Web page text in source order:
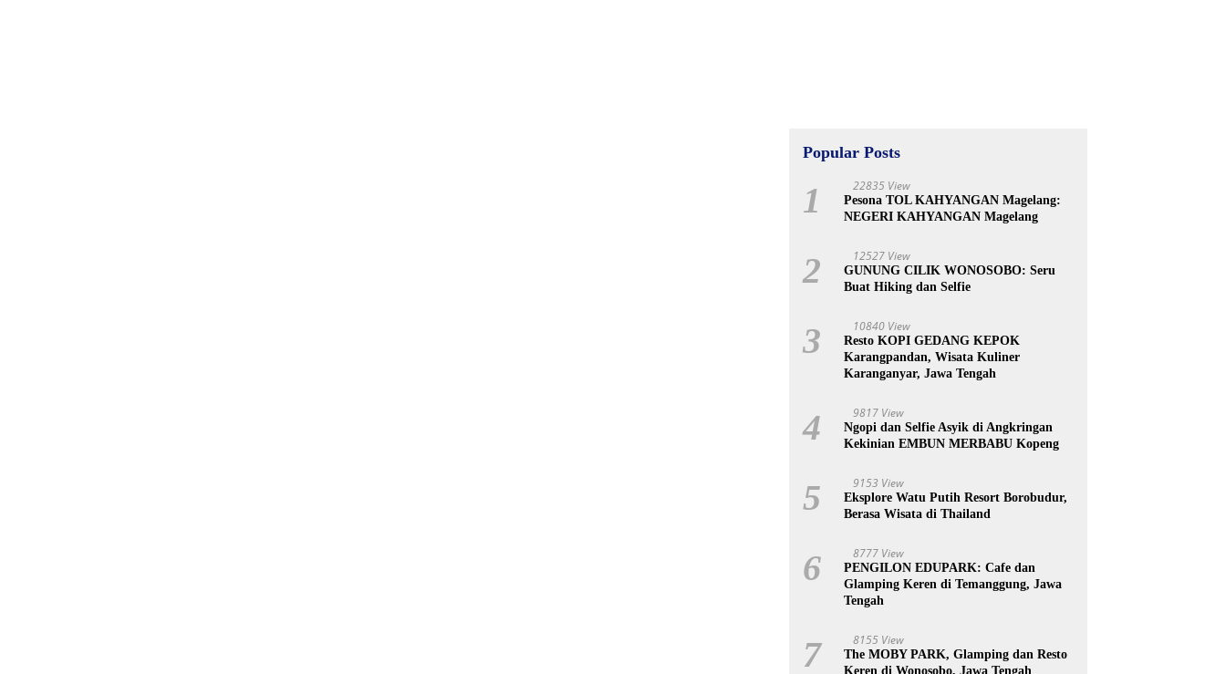
Popular Posts
1 22835 View
Pesona TOL KAHYANGAN Magelang:
NEGERI KAHYANGAN Magelang
2 12527 View
GUNUNG CILIK WONOSOBO: Seru
Buat Hiking dan Selfie
3 10840 View
Resto KOPI GEDANG KEPOK
Karangpandan, Wisata Kuliner
Karanganyar, Jawa Tengah
4 9817 View
Ngopi dan Selfie Asyik di Angkringan
Kekinian EMBUN MERBABU Kopeng
5 9153 View
Eksplore Watu Putih Resort Borobudur,
Berasa Wisata di Thailand
6 8777 View
PENGILON EDUPARK: Cafe dan
Glamping Keren di Temanggung, Jawa
Tengah
7 8155 View
The MOBY PARK, Glamping dan Resto
Keren di Wonosobo, Jawa Tengah